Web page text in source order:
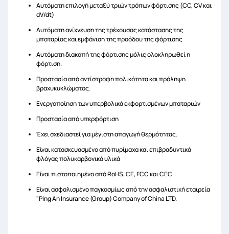
Αυτόματη επιλογή μεταξύ τριών τρόπων φόρτισης (CC, CV και
dV/dt)
Αυτόματη ανίχνευση της τρέχουσας κατάστασης της
μπαταρίας και εμφάνιση της προόδου της φόρτισης
Αυτόματη διακοπή της φόρτισης μόλις ολοκληρωθεί η
φόρτιση.
Προστασία από αντίστροφη πολικότητα και πρόληψη
βραχυκυκλώματος.
Ενεργοποίηση των υπερβολικά εκφορτισμένων μπαταριών
Προστασία από υπερφόρτιση
Έχει σχεδιαστεί για μέγιστη απαγωγή θερμότητας.
Είναι κατασκευασμένο από πυρίμαχα και επιβραδυντικά
φλόγας πολυκαρβονικά υλικά
Είναι πιστοποιημένο από RoHS, CE, FCC και CEC
Είναι ασφαλισμένο παγκοσμίως από την ασφαλιστική εταιρεία
"Ping An Insurance (Group) Company of China LTD.